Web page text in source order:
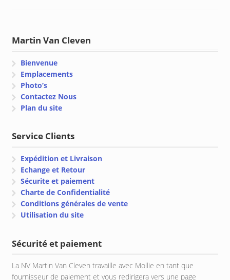
Martin Van Cleven
Bienvenue
Emplacements
Photo’s
Contactez Nous
Plan du site
Service Clients
Expédition et Livraison
Echange et Retour
Sécurite et paiement
Charte de Confidentialité
Conditions générales de vente
Utilisation du site
Sécurité et paiement
La NV Martin Van Cleven travaille avec Mollie en tant que
fournisseur de paiement et vous redirigera vers une page